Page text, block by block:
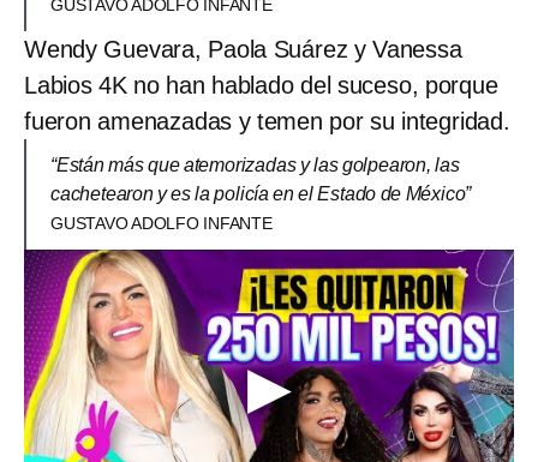
GUSTAVO ADOLFO INFANTE
Wendy Guevara, Paola Suárez y Vanessa
Labios 4K no han hablado del suceso, porque
fueron amenazadas y temen por su integridad.
“Están más que atemorizadas y las golpearon, las
cachetearon y es la policía en el Estado de México”
GUSTAVO ADOLFO INFANTE